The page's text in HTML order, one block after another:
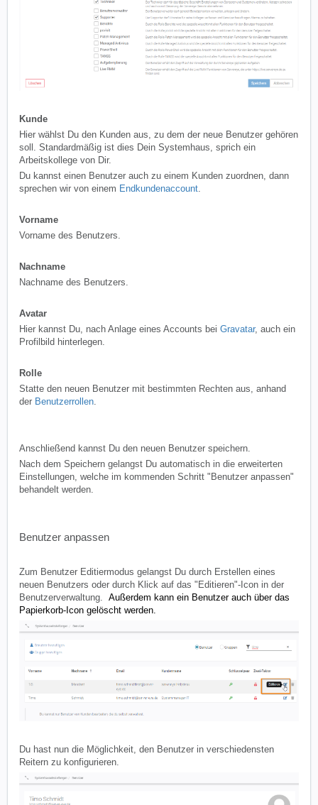
Kunde
Hier wählst Du den Kunden aus, zu dem der neue Benutzer gehören
soll. Standardmäßig ist dies Dein Systemhaus, sprich ein
Arbeitskollege von Dir.
Du kannst einen Benutzer auch zu einem Kunden zuordnen, dann
sprechen wir von einem Endkundenaccount.
Vorname
Vorname des Benutzers.
Nachname
Nachname des Benutzers.
Avatar
Hier kannst Du, nach Anlage eines Accounts bei Gravatar, auch ein
Profilbild hinterlegen.
Rolle
Statte den neuen Benutzer mit bestimmten Rechten aus, anhand
der Benutzerrollen.
Anschließend kannst Du den neuen Benutzer speichern.
Nach dem Speichern gelangst Du automatisch in die erweiterten
Einstellungen, welche im kommenden Schritt "Benutzer anpassen"
behandelt werden.
Benutzer anpassen
Zum Benutzer Editiermodus gelangst Du durch Erstellen eines
neuen Benutzers oder durch Klick auf das "Editieren"-Icon in der
Benutzerverwaltung. Außerdem kann ein Benutzer auch über das
Papierkorb-Icon gelöscht werden.
Du hast nun die Möglichkeit, den Benutzer in verschiedensten
Reitern zu konfigurieren.